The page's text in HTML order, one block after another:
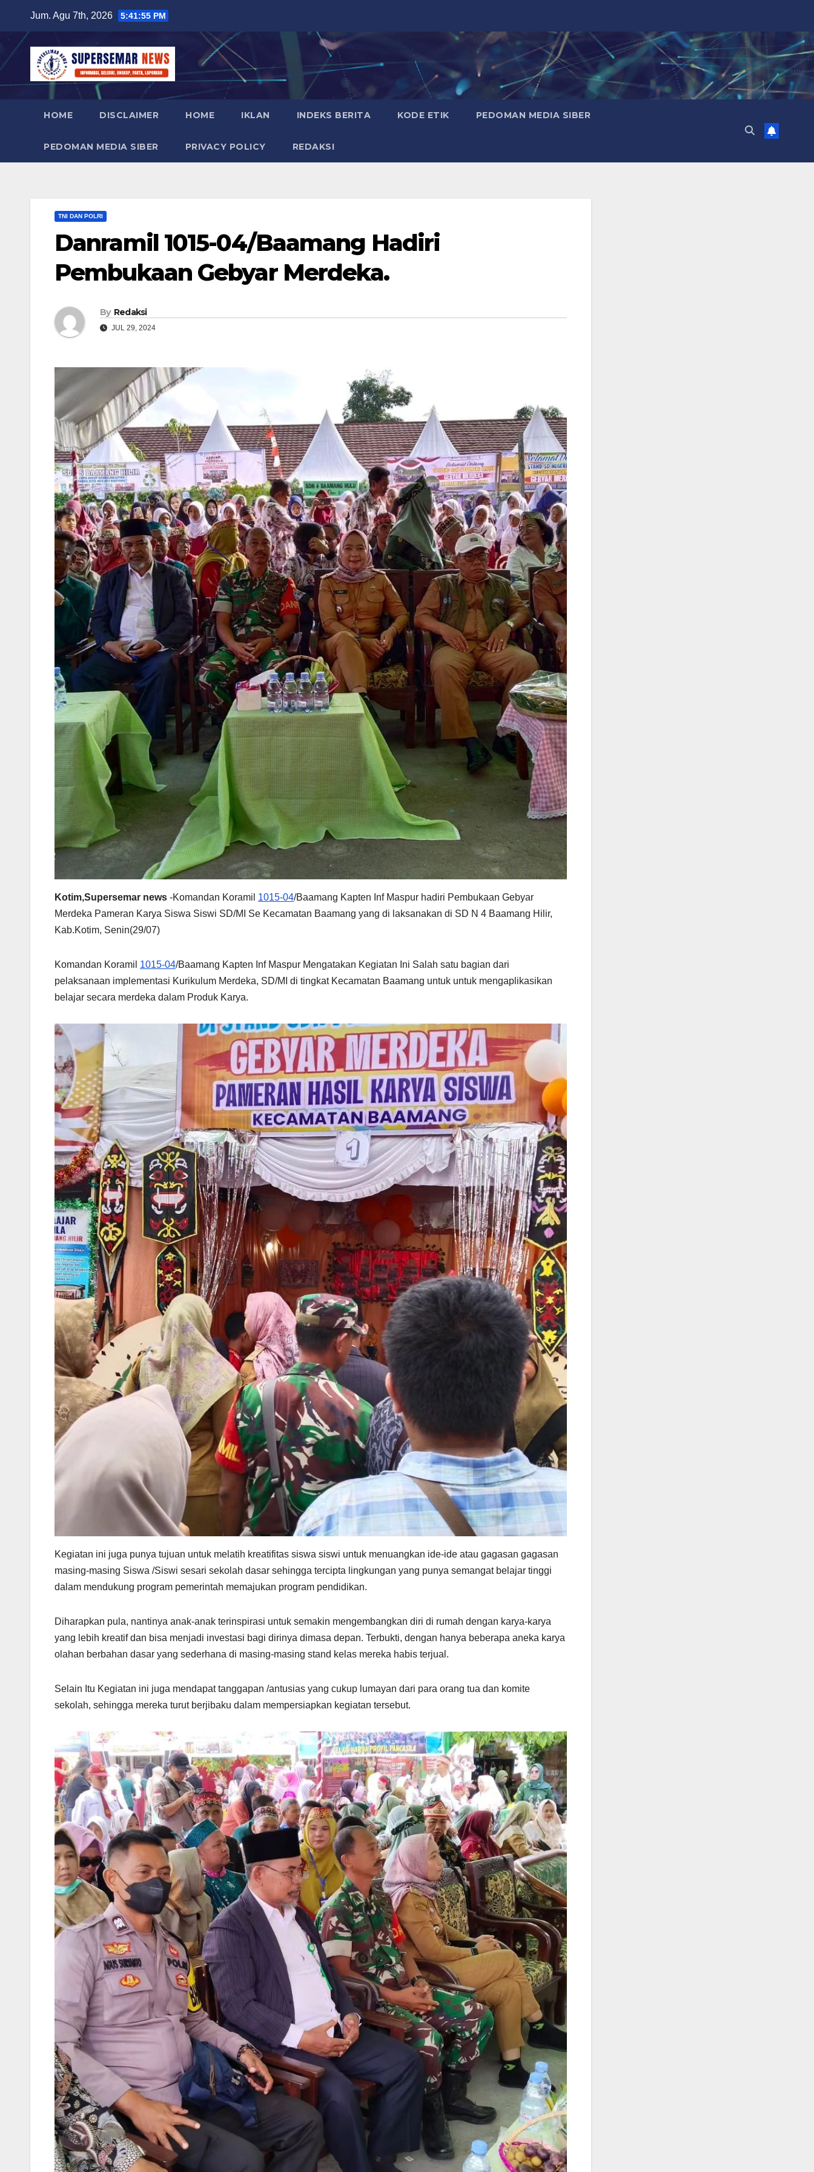
content
Jum. Agu 7th, 2026 5:41:57 PM
HOME DISCLAIMER HOME IKLAN INDEKS BERITA KODE ETIK PEDOMAN MEDIA SIBER
PEDOMAN MEDIA SIBER PRIVACY POLICY REDAKSI
TNI DAN POLRI
Danramil 1015-04/Baamang Hadiri
Pembukaan Gebyar Merdeka.
By Redaksi
JUL 29, 2024
Kotim,Supersemar news -Komandan Koramil 1015-04/Baamang Kapten Inf Maspur hadiri Pembukaan Gebyar
Merdeka Pameran Karya Siswa Siswi SD/MI Se Kecamatan Baamang yang di laksanakan di SD N 4 Baamang Hilir,
Kab.Kotim, Senin(29/07)
Komandan Koramil 1015-04/Baamang Kapten Inf Maspur Mengatakan Kegiatan Ini Salah satu bagian dari
pelaksanaan implementasi Kurikulum Merdeka, SD/MI di tingkat Kecamatan Baamang untuk untuk mengaplikasikan
belajar secara merdeka dalam Produk Karya.
Kegiatan ini juga punya tujuan untuk melatih kreatifitas siswa siswi untuk menuangkan ide-ide atau gagasan gagasan
masing-masing Siswa /Siswi sesari sekolah dasar sehingga tercipta lingkungan yang punya semangat belajar tinggi
dalam mendukung program pemerintah memajukan program pendidikan.
Diharapkan pula, nantinya anak-anak terinspirasi untuk semakin mengembangkan diri di rumah dengan karya-karya
yang lebih kreatif dan bisa menjadi investasi bagi dirinya dimasa depan. Terbukti, dengan hanya beberapa aneka karya
olahan berbahan dasar yang sederhana di masing-masing stand kelas mereka habis terjual.
Selain Itu Kegiatan ini juga mendapat tanggapan /antusias yang cukup lumayan dari para orang tua dan komite
sekolah, sehingga mereka turut berjibaku dalam mempersiapkan kegiatan tersebut.